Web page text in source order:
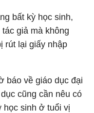
bất kỳ học sinh,
giả mà không
rút lại giấy nhập
báo về giáo dục đại
cũng cần nêu có
học sinh ở tuổi vị